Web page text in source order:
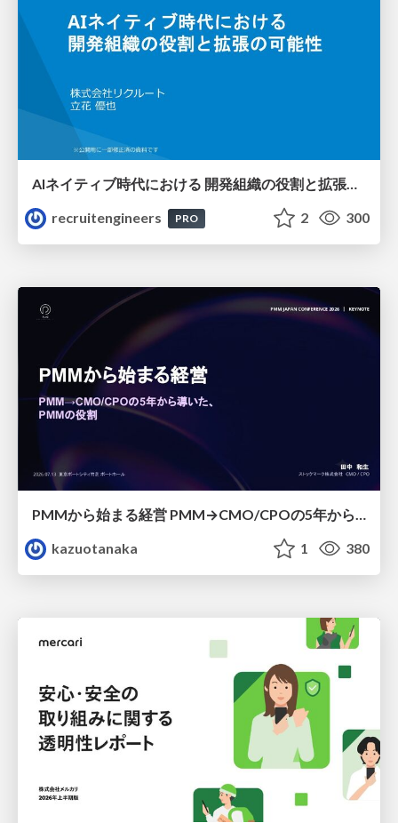
AIネイティブ時代における 開発組織の役割と拡張の可能性
recruitengineers
PRO 2 300
PMMから始まる経営 PMM→CMO/CPOの5年から導いた、 PMMの役割
kazuotanaka
1 380